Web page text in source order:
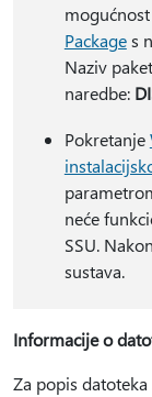
Packages
Naziv
naredbe:
Pokretanje
neće
SSU.
sustava.
Informacije o
Za popis